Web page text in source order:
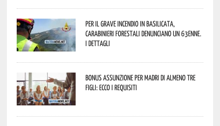
Per il grave incendio in Basilicata,
Carabinieri forestali denunciano un 63enne.
I dettagli
Bonus assunzione per madri di almeno tre
figli: ecco i requisiti